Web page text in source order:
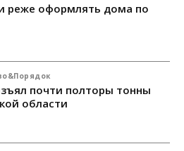
реже оформлять дома по
почти полторы тонны
области